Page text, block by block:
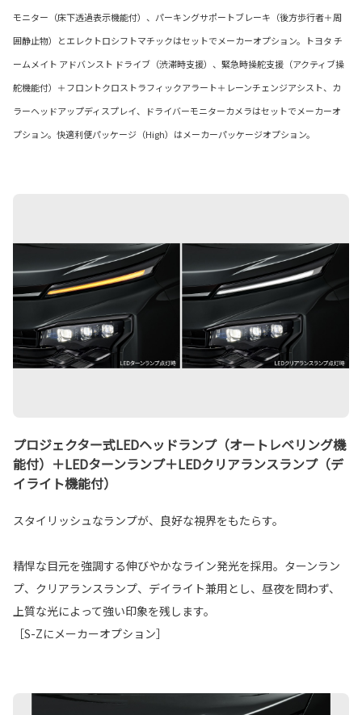
モニター（床下透過表示機能付）、パーキングサポートブレーキ（後方歩行者＋周
囲静止物）とエレクトロシフトマチックはセットでメーカーオプション。トヨタ チ
ームメイト アドバンスト ドライブ（渋滞時支援）、緊急時操舵支援（アクティブ操
舵機能付）＋フロントクロストラフィックアラート＋レーンチェンジアシスト、カ
ラーヘッドアップディスプレイ、ドライバーモニターカメラはセットでメーカーオ
プション。快適利便パッケージ（High）はメーカーパッケージオプション。
プロジェクター式LEDヘッドランプ（オートレベリング機
能付）＋LEDターンランプ＋LEDクリアランスランプ（デ
イライト機能付）
スタイリッシュなランプが、良好な視界をもたらす。
精悍な目元を強調する伸びやかなライン発光を採用。ターンラン
プ、クリアランスランプ、デイライト兼用とし、昼夜を問わず、
上質な光によって強い印象を残します。
［S-Zにメーカーオプション］